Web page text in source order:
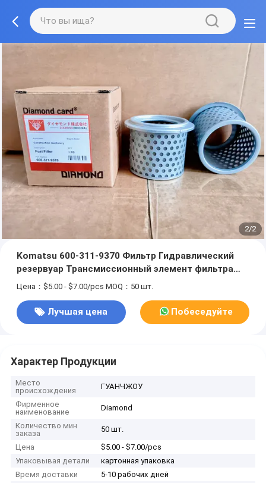
2/2
Komatsu 600-311-9370 Фильтр Гидравлический
резервуар Трансмиссионный элемент фильтра
масла
Цена：$5.00 - $7.00/pcs MOQ：50 шт.
Лучшая цена Побеседуйте
Характер Продукции
Место
происхождения
ГУАНЧЖОУ
Фирменное
наименование
Diamond
Количество мин
заказа
50 шт.
Цена
$5.00 - $7.00/pcs
Упаковывая детали
картонная упаковка
Время доставки
5-10 рабочих дней